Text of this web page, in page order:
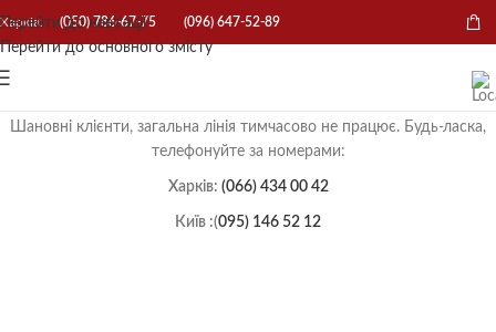
Перейти до навігації
Перейти до основного змісту
Харків: (050) 786-67-75 (096) 647-52-89
Шановні клієнти, загальна лінія тимчасово не працює. Будь-ласка,
телефонуйте за номерами:
Харків: (066) 434 00 42
Київ :(095) 146 52 12